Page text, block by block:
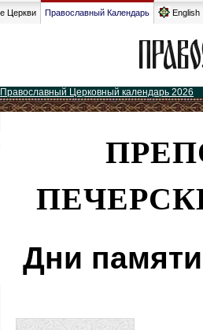
Церкви Православный Календарь English
Православный Церковный календарь 2026
Дни